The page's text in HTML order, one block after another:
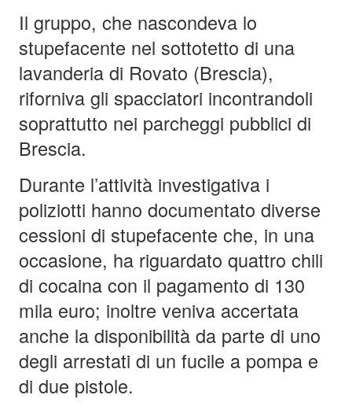
Il gruppo, che nascondeva lo
stupefacente nel sottotetto di una
lavanderia di Rovato (Brescia),
riforniva gli spacciatori incontrandoli
soprattutto nei parcheggi pubblici di
Brescia.
Durante l’attività investigativa i
poliziotti hanno documentato diverse
cessioni di stupefacente che, in una
occasione, ha riguardato quattro chili
di cocaina con il pagamento di 130
mila euro; inoltre veniva accertata
anche la disponibilità da parte di uno
degli arrestati di un fucile a pompa e
di due pistole.